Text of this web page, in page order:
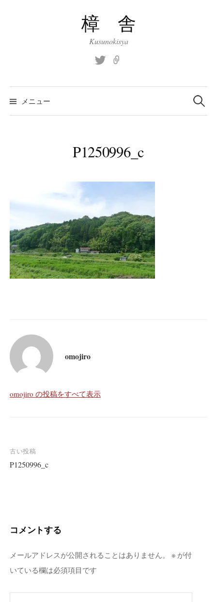
ス
キ
樟 舎
Kusunokisya
Twitter
メニュー
検
索:
P1250996_c
omojiro
omojiro の投稿をすべて表示
投
稿
ー
ョ
ン
古い投稿
P1250996_c
コメントする
メールアドレスが公開されることはありません。 ※ が付
いている欄は必須項目です